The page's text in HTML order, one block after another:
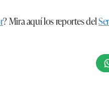
? Mira aquí los reportes del